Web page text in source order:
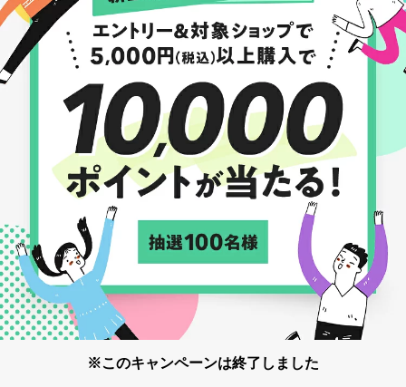
※このキャンペーンは終了しました